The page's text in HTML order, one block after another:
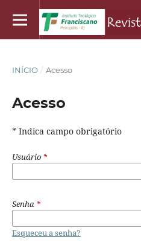
INÍCIO / Acesso
Acesso
* Indica campo obrigatório
Usuário *
Senha *
Esqueceu a senha?